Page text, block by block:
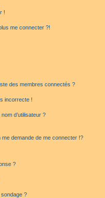
!
me connecter ?!
des membres connectés ?
incorrecte !
d’utilisateur ?
me demande de me connecter !?
?
sondage ?